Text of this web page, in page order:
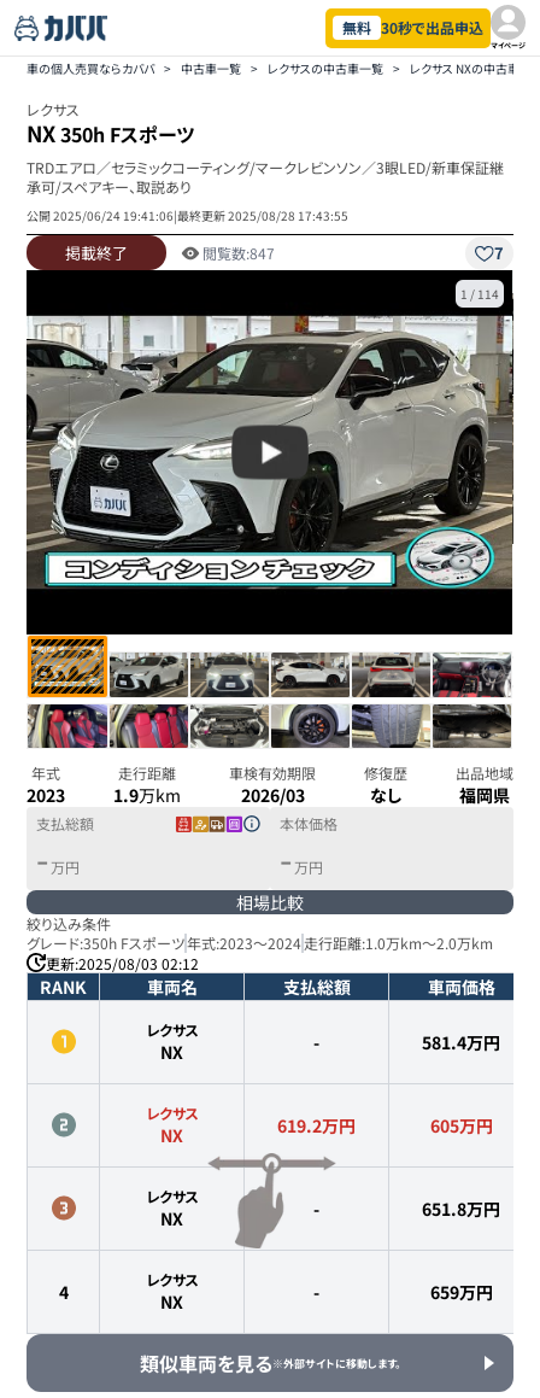
無料 30秒で出品申込
マイページ
車の個人売買ならカババ > 中古車一覧 > レクサスの中古車一覧 > レクサス NXの中古車一
レクサス
NX350h Fスポーツ
TRDエアロ／セラミックコーティング/マークレビンソン／3眼LED/新車保証継
承可/スペアキー、取説あり
公開2025/06/24 19:41:06|最終更新2025/08/28 17:43:55
掲載終了 閲覧数:847 7
1 / 114
年式
2023
走行距離
1.9万km
車検有効期限
2026/03
修復歴
なし
出品地域
福岡県
支払総額
- 万円
本体価格
- 万円
相場比較
絞り込み条件
グレード:350h Fスポーツ年式:2023～2024走行距離:1.0万km～2.0万km
更新:2025/08/03 02:12
RANK 車両名 支払総額 車両価格
レクサス
NX - 581.4万円
レクサス
NX 619.2万円 605万円
レクサス
NX - 651.8万円
4
レクサス
NX - 659万円
類似車両を見る※外部サイトに移動します。